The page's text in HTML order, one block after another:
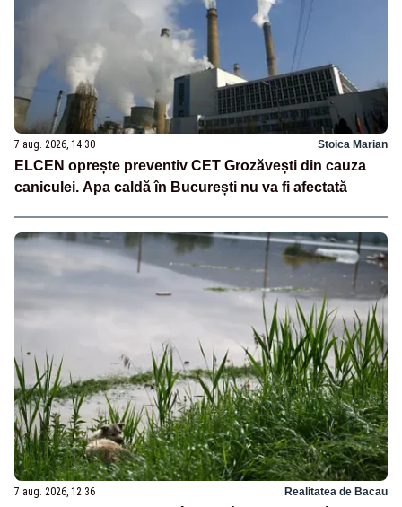
7 aug. 2026, 14:30 Stoica Marian
ELCEN oprește preventiv CET Grozăvești din cauza
caniculei. Apa caldă în București nu va fi afectată
7 aug. 2026, 12:36 Realitatea de Bacau